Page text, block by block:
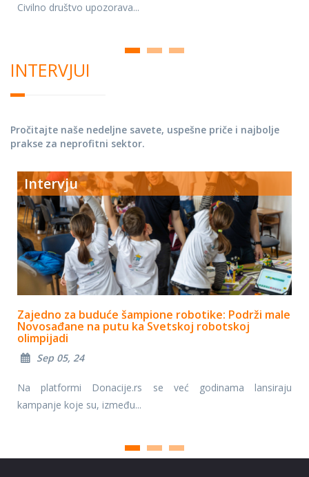
Civilno društvo upozorava...
INTERVJUI
Pročitajte naše nedeljne savete, uspešne priče i najbolje
prakse za neprofitni sektor.
Intervju
Zajedno za buduće šampione robotike: Podrži male
Novosađane na putu ka Svetskoj robotskoj
olimpijadi
Sep 05, 24
Na platformi Donacije.rs se već godinama lansiraju
kampanje koje su, između...